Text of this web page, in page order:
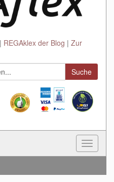
REGAklex der Blog
Zur
Suche
Toggle